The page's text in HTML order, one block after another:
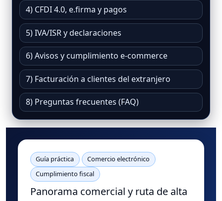
4) CFDI 4.0, e.firma y pagos
5) IVA/ISR y declaraciones
6) Avisos y cumplimiento e-commerce
7) Facturación a clientes del extranjero
8) Preguntas frecuentes (FAQ)
Guía práctica
Comercio electrónico
Cumplimiento fiscal
Panorama comercial y ruta de alta